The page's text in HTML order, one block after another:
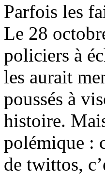
Parfois les
Le 28
policiers à
les aurait
poussés à
histoire.
polémique :
de twittos,